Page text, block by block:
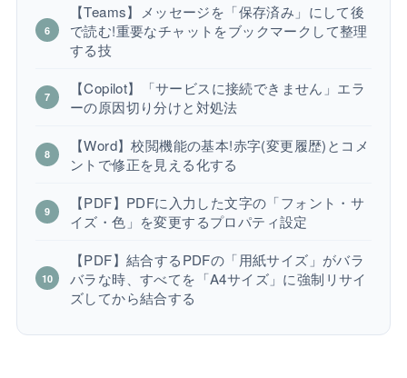
【Teams】メッセージを「保存済み」にして後
で読む!重要なチャットをブックマークして整理
する技
【Copilot】「サービスに接続できません」エラ
ーの原因切り分けと対処法
【Word】校閲機能の基本!赤字(変更履歴)とコメ
ントで修正を見える化する
【PDF】PDFに入力した文字の「フォント・サ
イズ・色」を変更するプロパティ設定
【PDF】結合するPDFの「用紙サイズ」がバラ
バラな時、すべてを「A4サイズ」に強制リサイ
ズしてから結合する